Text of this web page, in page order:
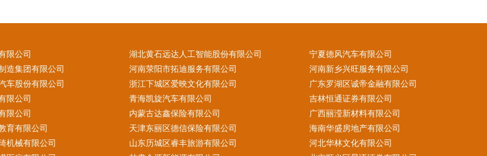
限公司 湖北黄石远达人工智能股份有限公司
宁夏德风汽车有限公司
造集团有限公司
河南荥阳市拓迪服务有限公司
河南新乡兴旺服务有限公司
车股份有限公司
浙江下城区爱映文化有限公司
广东罗湖区诚帝金融有限公司
限公司
青海凯旋汽车有限公司
吉林恒通证券有限公司
限公司
内蒙古达鑫保险有限公司
广西丽滢新材料有限公司
育有限公司
天津东丽区德信保险有限公司
海南华盛房地产有限公司
机械有限公司
山东历城区睿丰旅游有限公司
河北华林文化有限公司